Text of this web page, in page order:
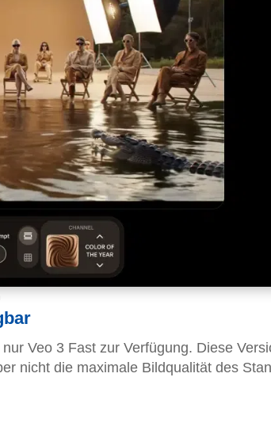
Veo 3 Fast zur Verfügung. Diese
nicht die maximale Bildqualität des